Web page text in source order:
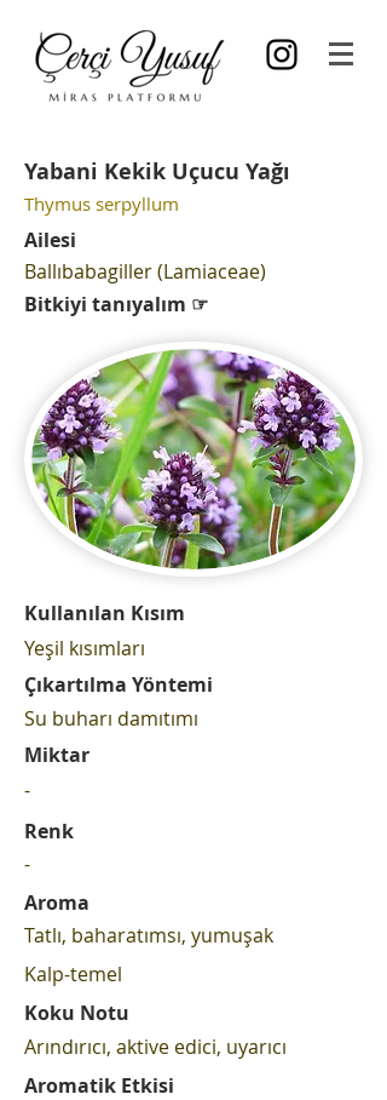
Yabani Kekik Uçucu Yağı
Thymus serpyllum
Ailesi
Ballıbabagiller (Lamiaceae)
Bitkiyi tanıyalım ☞
Kullanılan Kısım
Yeşil kısımları
Çıkartılma Yöntemi
Su buharı damıtımı
Miktar
-
Renk
-
Aroma
Tatlı, baharatımsı, yumuşak
Kalp-temel
Koku Notu
Arındırıcı, aktive edici, uyarıcı
Aromatik Etkisi